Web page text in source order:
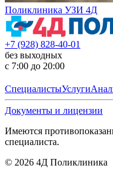
Поликлиника УЗИ 4Д
+7 (928) 828-40-01
без выходных
с 7:00 до 20:00
СпециалистыУслуги
Документы и лицензии
Имеются
специалиста.
© 2026 4Д Поликлиника